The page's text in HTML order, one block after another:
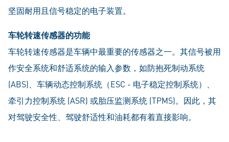
坚固耐用且信号稳定的电子装置。
车轮转速传感器的功能
车轮转速传感器是车辆中最重要的传感器之一。其信号被用
作安全系统和舒适系统的输入参数，如防抱死制动系统
(ABS)、车辆动态控制系统（ESC - 电子稳定控制系统）、
牵引力控制系统 (ASR) 或胎压监测系统 (TPMS)。因此，其
对驾驶安全性、驾驶舒适性和油耗都有着直接影响。